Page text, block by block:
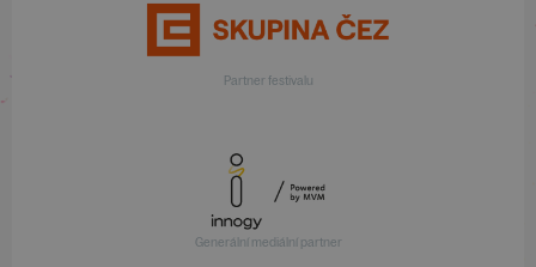
Partner festivalu
Generální mediální partner